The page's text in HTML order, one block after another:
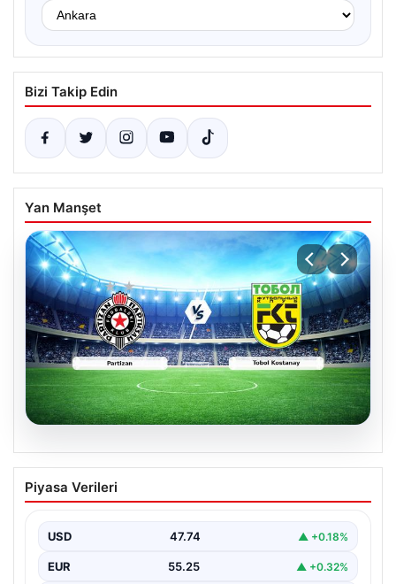
Bizi Takip Edin
Yan Manşet
06.08.2026
CANLI | Partizan – Tobol Kostanay Canlı
Maç Anlatımı
Piyasa Verileri
USD 47.74 ▲ +0.18%
EUR 55.25 ▲ +0.32%